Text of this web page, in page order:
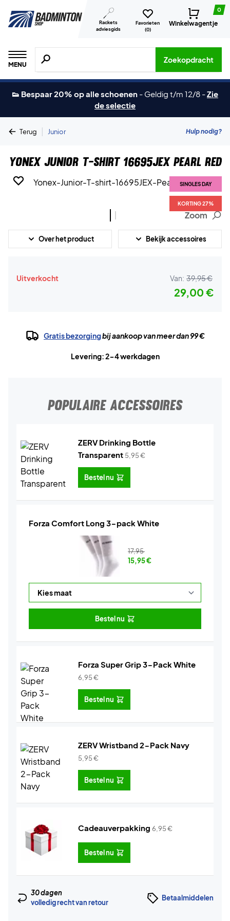
Rackets
adviesgids
Favorieten
(0)
0
Winkelwagentje
MENU
Zoeken naar producten, merken etc.
Zoekopdracht
👟 Bespaar 20% op alle schoenen - Geldig t/m 12/8 -Zie
de selectie
Terug | Junior Hulp nodig?
Yonex Junior T-shirt 16695JEX Pearl Red
SINGLES DAY
KORTING 27%
SINGLES DAY
KORTING 27%
Zoom
Over het product Bekijk accessoires
Uitverkocht Van: 39,95 €
29,00 €
Gratis bezorgingbij aankoop van meer dan 99 €
Levering: 2-4 werkdagen
POPULAIRE ACCESSOIRES
ZERV Drinking Bottle
Transparent 5,95€
Bestel nu
Forza Comfort Long 3-pack White
17,95
15,95€
Bestel nu
Forza Super Grip 3-Pack White
6,95€
Bestel nu
ZERV Wristband 2-Pack Navy
5,95€
Bestel nu
Cadeauverpakking 6,95€
Bestel nu
30 dagen
volledig recht van retour
Betaalmiddelen